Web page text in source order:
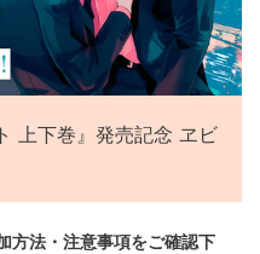
上下巻』発売記念 ヱビ
方法・注意事項をご確認下